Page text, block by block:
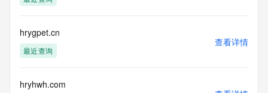
hrygpet.cn
最近查询
查看详情
hryhwh.com